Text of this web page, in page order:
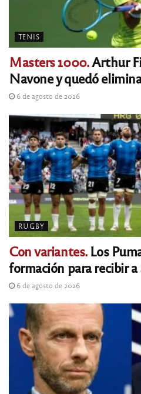
TENIS
Masters 1000.Arthur
Navone y quedó
6 de agosto de 2026
RUGBY
Con variantes.Los
formación para recibir
6 de agosto de 2026